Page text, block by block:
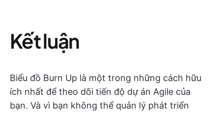
Kết luận
Biểu đồ Burn Up là một trong những cách hữu
ích nhất để theo dõi tiến độ dự án Agile của
bạn. Và vì bạn không thể quản lý phát triển